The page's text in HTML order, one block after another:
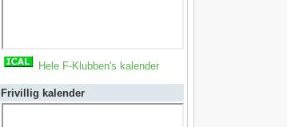
Hele F-Klubben's kalender
Frivillig kalender